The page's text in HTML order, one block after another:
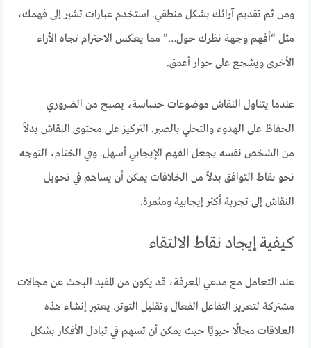
ومن ثم تقديم آرائك بشكل منطقي. استخدم عبارات تشير إلى فهمك،
مثل “أفهم وجهة نظرك حول…” مما يعكس الاحترام تجاه الأراء
الأخرى ويشجع على حوار أعمق.
عندما يتناول النقاش موضوعات حساسة، يصبح من الضروري
الحفاظ على الهدوء والتحلي بالصبر. التركيز على محتوى النقاش بدلاً
من الشخص نفسه يجعل الفهم الإيجابي أسهل. وفي الختام، التوجه
نحو نقاط التوافق بدلاً من الخلافات يمكن أن يساهم في تحويل
النقاش إلى تجربة أكثر إيجابية ومثمرة.
كيفية إيجاد نقاط الالتقاء
عند التعامل مع مدعي المعرفة، قد يكون من المفيد البحث عن مجالات
مشتركة لتعزيز التفاعل الفعال وتقليل التوتر. يعتبر إنشاء هذه
العلاقات مجالًا حيويًا حيث يمكن أن تسهم في تبادل الأفكار بشكل